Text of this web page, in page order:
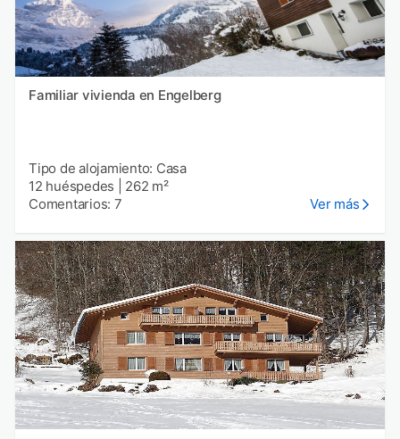
Familiar vivienda en Engelberg
Tipo de alojamiento: Casa
12 huéspedes
262 m²
Comentarios: 7
Ver más